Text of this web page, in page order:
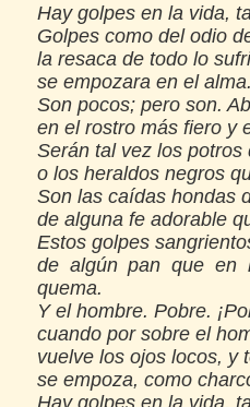
Hay golpes en la vida,
Golpes como del odio
la resaca de todo lo
se empozara en el
Son pocos; pero son.
en el rostro más fiero y
Serán tal vez los potros
o los heraldos negros
Son las caídas hondas
de alguna fe adorable
Estos golpes
de algún pan que en
quema.
Y el hombre. Pobre.
cuando por sobre el
vuelve los ojos locos, y
se empoza, como
Hay golpes en la vida,